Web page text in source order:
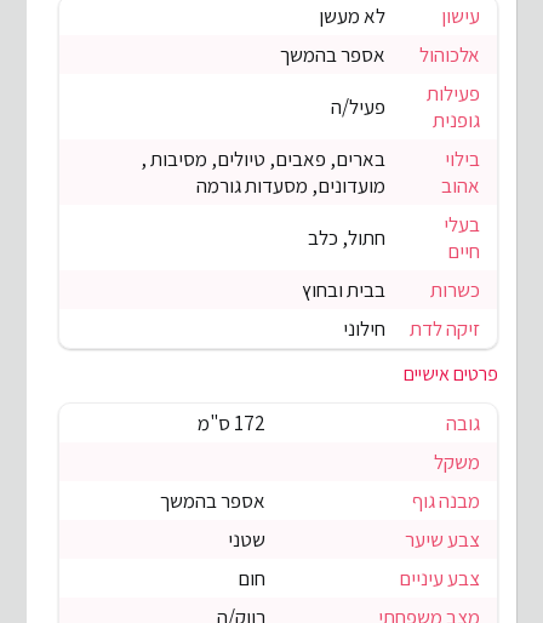
עישון
לא מעשן
אלכוהול
אספר בהמשך
פעילות
גופנית
פעיל/ה
בילוי
אהוב
בארים, פאבים, טיולים, מסיבות ,
מועדונים, מסעדות גורמה
בעלי
חיים
חתול, כלב
כשרות
בבית ובחוץ
זיקה לדת
חילוני
פרטים אישיים
גובה
172 ס"מ
משקל
מבנה גוף
אספר בהמשך
צבע שיער
שטני
צבע עיניים
חום
מצב משפחתי
רווק/ה